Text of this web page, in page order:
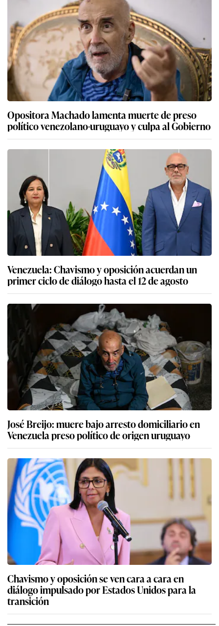
Opositora Machado lamenta muerte de preso
político venezolano-uruguayo y culpa al Gobierno
Venezuela: Chavismo y oposición acuerdan un
primer ciclo de diálogo hasta el 12 de agosto
José Breijo: muere bajo arresto domiciliario en
Venezuela preso político de origen uruguayo
Chavismo y oposición se ven cara a cara en
diálogo impulsado por Estados Unidos para la
transición